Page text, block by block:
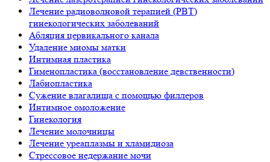
Лечение радиоволновой терапией (РВТ)
гинекологических заболеваний
Абляция цервикального канала
Удаление миомы матки
Интимная пластика
Гименопластика (восстановление девственности)
Лабиопластика
Сужение влагалища с помощью филлеров
Интимное омоложение
Гинекология
Лечение молочницы
Лечение уреаплазмы и хламидиоза
Стрессовое недержание мочи